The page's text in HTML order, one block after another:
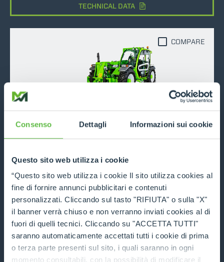
Consenso Dettagli Informazioni sui cookie
Questo sito web utilizza i cookie
“Questo sito web utilizza i cookie Il sito utilizza cookies al
fine di fornire annunci pubblicitari e contenuti
personalizzati. Cliccando sul tasto "RIFIUTA" o sulla "X"
il banner verrà chiuso e non verranno inviati cookies al di
fuori di quelli tecnici. Cliccando su "ACCETTA TUTTI"
saranno automaticamente accettati tutti i cookie di prima
o terza parte presenti sul sito, i quali saranno in ogni
momento consultabili, con la possibilità di modificare il
TECHNICAL DATA
TF30.9
3000 9 115
DISCOVER MORE
COMPARE
TECHNICAL DATA
COMPARE